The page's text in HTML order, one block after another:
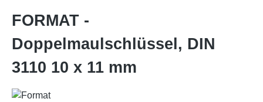
FORMAT -
Doppelmaulschlüssel, DIN
3110 10 x 11 mm